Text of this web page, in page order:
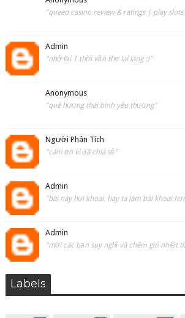
"queen casino review & ratings | play slots
Admin
"nhớ lại 1 thời văn thơ lai láng :)"
Anonymous
"quê hương thái bình yêu thương"
Người Phân Tích
"cám ơn vì đã chia sẻ"
Admin
"bài này hơi khoai, hay ta làm bài khoai
Admin
"mời các bạn suy nghĩ và chém gió nhiệt
Labels